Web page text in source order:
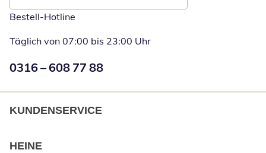
Bestell-Hotline
Täglich von 07:00 bis 23:00 Uhr
Numéro de téléphone:
0316 – 608 77 88
KUNDENSERVICE
HEINE